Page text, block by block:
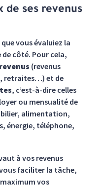
de ses revenus
vous évaluiez la
côté. Pour cela,
revenus (revenus
retraites…) et de
, c’est-à-dire celles
ou mensualité de
alimentation,
énergie, téléphone,
à vos revenus
faciliter la tâche,
vos